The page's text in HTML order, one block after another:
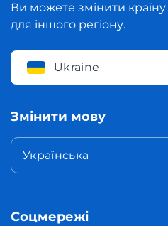
Ви можете змінити країну
для іншого регіону.
Ukraine
Змінити мову
Українська
Соцмережі